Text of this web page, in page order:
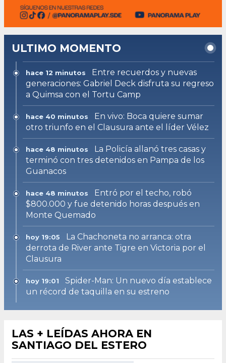
ULTIMO MOMENTO
hace 12 minutos
Entre recuerdos y nuevas
generaciones: Gabriel Deck disfruta su regreso
a Quimsa con el Tortu Camp
hace 40 minutos
En vivo: Boca quiere sumar
otro triunfo en el Clausura ante el líder Vélez
hace 48 minutos
La Policía allanó tres casas y
terminó con tres detenidos en Pampa de los
Guanacos
hace 48 minutos
Entró por el techo, robó
$800.000 y fue detenido horas después en
Monte Quemado
hoy 19:05
La Chachoneta no arranca: otra
derrota de River ante Tigre en Victoria por el
Clausura
hoy 19:01
Spider-Man: Un nuevo día establece
un récord de taquilla en su estreno
LAS + LEÍDAS AHORA EN
SANTIAGO DEL ESTERO